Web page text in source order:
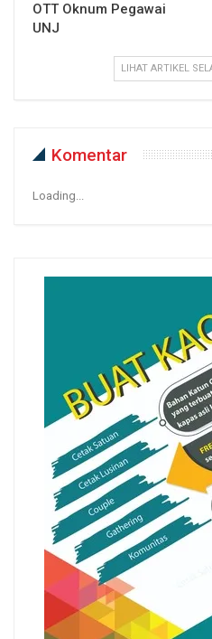
OTT Oknum Pegawai
UNJ
LIHAT ARTIKEL
Komentar
Loading...